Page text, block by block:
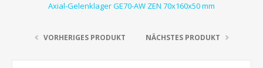
Axial-Gelenklager GE70-AW ZEN 70x160x50 mm
VORHERIGES PRODUKT NÄCHSTES PRODUKT